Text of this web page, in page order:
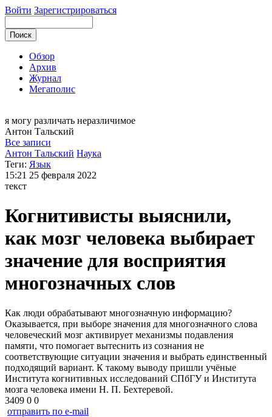
Войти Зарегистрироваться
Обзор
Архив
Журнал
Мегаполис
я могу различать неразличимое
Антон Тальский
Все записи
Антон Тальский Наука
Теги: Язык
15:21 25 февраля 2022
текст
Когнитивисты выяснили,
как мозг человека выбирает
значение для восприятия
многозначных слов
Как люди обрабатывают многозначную информацию?
Оказывается, при выборе значения для многозначного слова
человеческий мозг активирует механизмы подавления
памяти, что помогает вытеснить из сознания не
соответствующие ситуации значения и выбрать единственный
подходящий вариант. К такому выводу пришли учёные
Института когнитивных исследований СПбГУ и Института
мозга человека имени Н. П. Бехтеревой.
3409 0 0
отправить по e-mail